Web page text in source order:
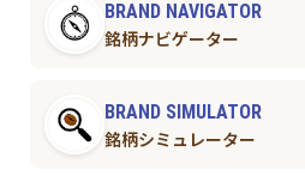
BRAND NAVIGATOR
銘柄ナビゲーター
BRAND SIMULATOR
銘柄シミュレーター